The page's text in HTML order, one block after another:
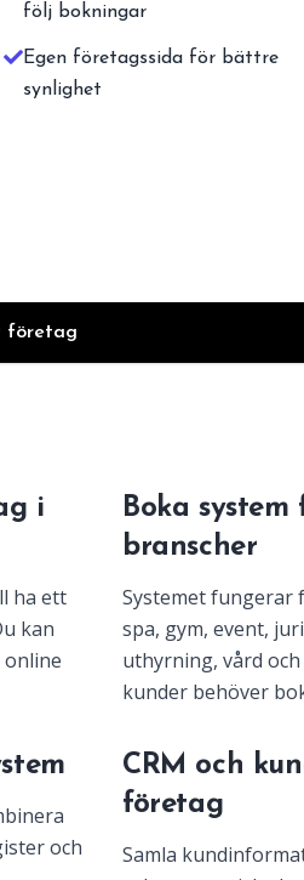
följ bokningar
Egen företagssida för bättre
synlighet
företag
i
ha ett
kan
Boka
branscher
Systemet fungerar
spa, gym, event,
uthyrning, vård
kunder behöver
och
CRM och
företag
Samla